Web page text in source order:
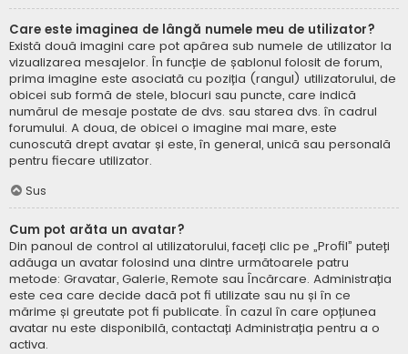
Care este imaginea de lângă numele meu de utilizator?
Există două imagini care pot apărea sub numele de utilizator la
vizualizarea mesajelor. În funcție de șablonul folosit de forum,
prima imagine este asociată cu poziția (rangul) utilizatorului, de
obicei sub formă de stele, blocuri sau puncte, care indică
numărul de mesaje postate de dvs. sau starea dvs. în cadrul
forumului. A doua, de obicei o imagine mai mare, este
cunoscută drept avatar și este, în general, unică sau personală
pentru fiecare utilizator.
Sus
Cum pot arăta un avatar?
Din panoul de control al utilizatorului, faceți clic pe „Profil” puteți
adăuga un avatar folosind una dintre următoarele patru
metode: Gravatar, Galerie, Remote sau Încărcare. Administrația
este cea care decide dacă pot fi utilizate sau nu și în ce
mărime și greutate pot fi publicate. În cazul în care opțiunea
avatar nu este disponibilă, contactați Administrația pentru a o
activa.